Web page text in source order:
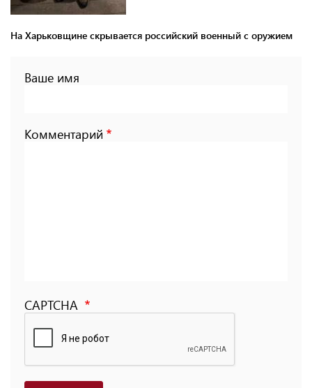
На Харьковщине скрывается российский военный с оружием
Ваше имя
Комментарий
CAPTCHA